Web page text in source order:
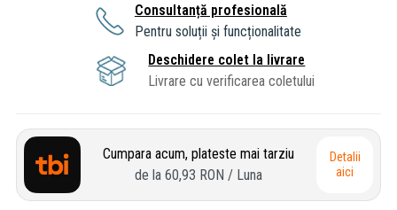
Consultanță profesională
Pentru soluții și funcționalitate
Deschidere colet la livrare
Livrare cu verificarea coletului
Cumpara acum, plateste mai tarziu
de la 60,93 RON / Luna
Detalii
aici